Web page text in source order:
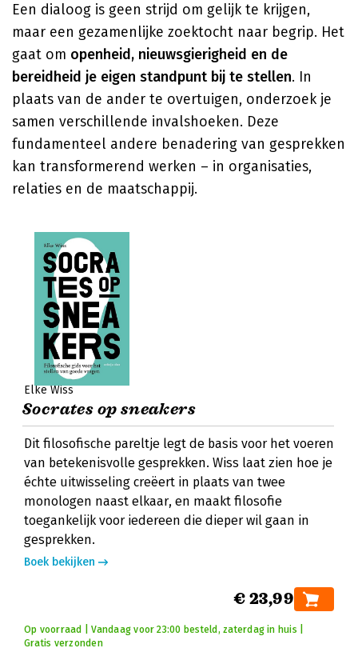
Een dialoog is geen strijd om gelijk te krijgen,
maar een gezamenlijke zoektocht naar begrip. Het
gaat om openheid, nieuwsgierigheid en de
bereidheid je eigen standpunt bij te stellen. In
plaats van de ander te overtuigen, onderzoek je
samen verschillende invalshoeken. Deze
fundamenteel andere benadering van gesprekken
kan transformerend werken – in organisaties,
relaties en de maatschappij.
Elke Wiss
Socrates op sneakers
Dit filosofische pareltje legt de basis voor het voeren
van betekenisvolle gesprekken. Wiss laat zien hoe je
échte uitwisseling creëert in plaats van twee
monologen naast elkaar, en maakt filosofie
toegankelijk voor iedereen die dieper wil gaan in
gesprekken.
Boek bekijken
€ 23,99
Op voorraad | Vandaag voor 23:00 besteld, zaterdag in huis |
Gratis verzonden